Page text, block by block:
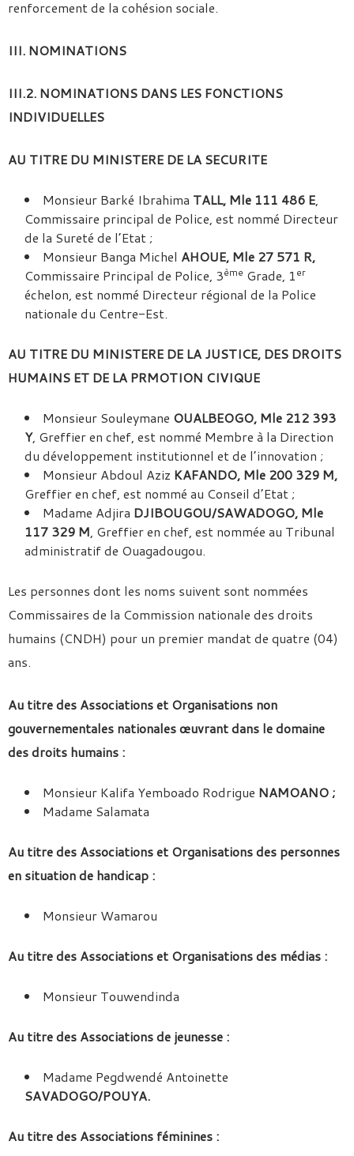
renforcement de la cohésion sociale.
III. NOMINATIONS
III.2. NOMINATIONS DANS LES FONCTIONS
INDIVIDUELLES
AU TITRE DU MINISTERE DE LA SECURITE
Monsieur Barké Ibrahima TALL, Mle 111 486 E,
Commissaire principal de Police, est nommé Directeur
de la Sureté de l’Etat ;
Monsieur Banga Michel AHOUE, Mle 27 571 R,
Commissaire Principal de Police, 3ème Grade, 1er
échelon, est nommé Directeur régional de la Police
nationale du Centre-Est.
AU TITRE DU MINISTERE DE LA JUSTICE, DES DROITS
HUMAINS ET DE LA PRMOTION CIVIQUE
Monsieur Souleymane OUALBEOGO, Mle 212 393
Y, Greffier en chef, est nommé Membre à la Direction
du développement institutionnel et de l’innovation ;
Monsieur Abdoul Aziz KAFANDO, Mle 200 329 M,
Greffier en chef, est nommé au Conseil d’Etat ;
Madame Adjira DJIBOUGOU/SAWADOGO, Mle
117 329 M, Greffier en chef, est nommée au Tribunal
administratif de Ouagadougou.
Les personnes dont les noms suivent sont nommées
Commissaires de la Commission nationale des droits
humains (CNDH) pour un premier mandat de quatre (04)
ans.
Au titre des Associations et Organisations non
gouvernementales nationales œuvrant dans le domaine
des droits humains :
Monsieur Kalifa Yemboado Rodrigue NAMOANO ;
Madame Salamata
Au titre des Associations et Organisations des personnes
en situation de handicap :
Monsieur Wamarou
Au titre des Associations et Organisations des médias :
Monsieur Touwendinda
Au titre des Associations de jeunesse :
Madame Pegdwendé Antoinette
SAVADOGO/POUYA.
Au titre des Associations féminines :